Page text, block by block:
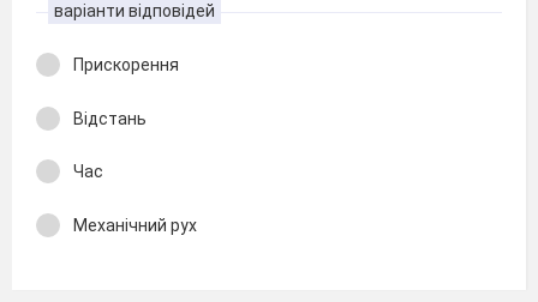
варіанти відповідей
Прискорення
Відстань
Час
Механічний рух